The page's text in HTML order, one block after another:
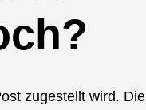
zugestellt wird. Die